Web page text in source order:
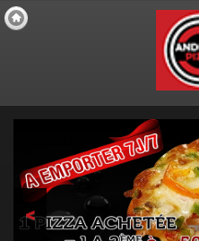
<
Copyright 2013 Des-Click Com